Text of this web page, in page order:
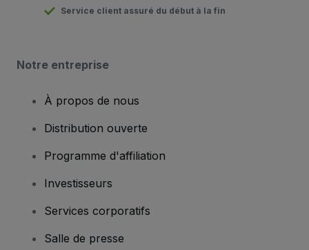
Service client assuré du début à la fin
Notre entreprise
À propos de nous
Distribution ouverte
Programme d'affiliation
Investisseurs
Services corporatifs
Salle de presse